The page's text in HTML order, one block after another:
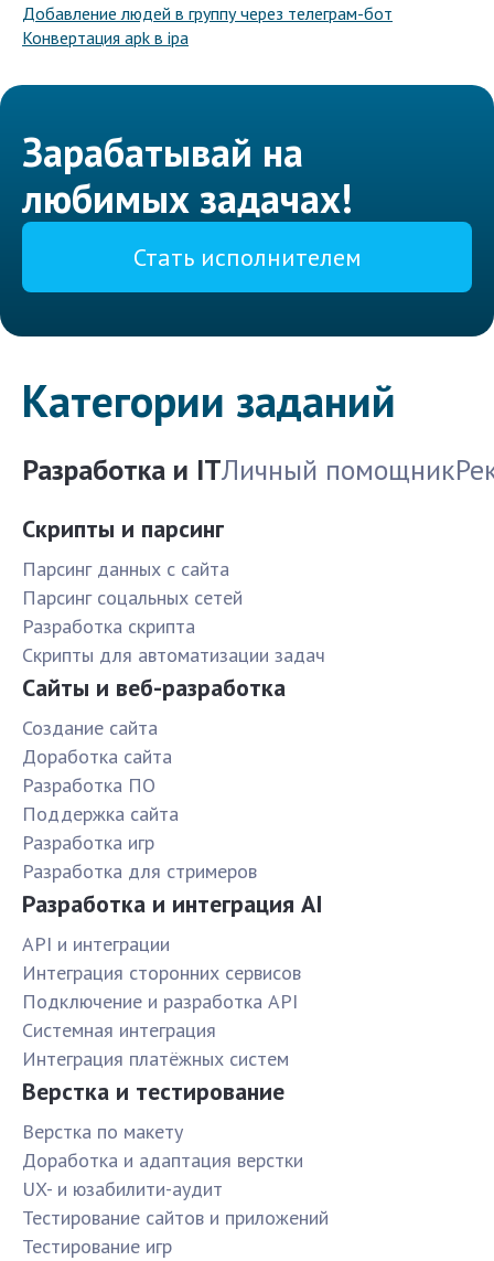
Добавление людей в группу через телеграм-бот
Конвертация apk в ipa
Зарабатывай на
любимых задачах!
Стать исполнителем
Категории заданий
Разработка и ITЛичный помощник
Скрипты и парсинг
Парсинг данных с сайта
Парсинг соцальных сетей
Разработка скрипта
Скрипты для автоматизации задач
Сайты и веб-разработка
Создание сайта
Доработка сайта
Разработка ПО
Поддержка сайта
Разработка игр
Разработка для стримеров
Разработка и интеграция AI
API и интеграции
Интеграция сторонних сервисов
Подключение и разработка API
Системная интеграция
Интеграция платёжных систем
Верстка и тестирование
Верстка по макету
Доработка и адаптация верстки
UX- и юзабилити-аудит
Тестирование сайтов и приложений
Тестирование игр